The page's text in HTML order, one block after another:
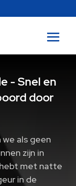
- Snel en
door
als geen
zijn in
met natte
in de